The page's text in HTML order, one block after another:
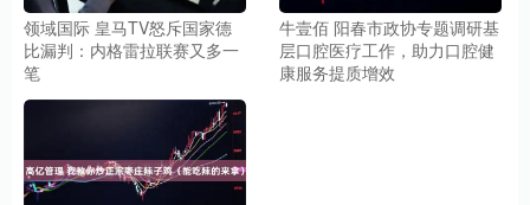
领域国际 皇马TV怒斥国家德
比漏判：内格雷拉联赛又多一
笔
牛壹佰 阳春市政协专题调研基
层口腔医疗工作，助力口腔健
康服务提质增效